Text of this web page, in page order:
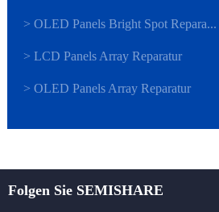
> OLED Panels Bright Spot Repara...
> LCD Panels Array Reparatur
> OLED Panels Array Reparatur
Folgen Sie SEMISHARE